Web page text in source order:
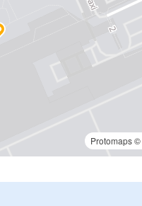
Protomaps©